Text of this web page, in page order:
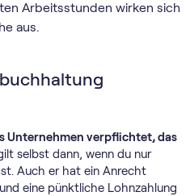
Arbeitsstunden wirken sich
aus.
Unternehmen verpflichtet, das
selbst dann, wenn du nur
Auch er hat ein Anrecht
eine pünktliche Lohnzahlung